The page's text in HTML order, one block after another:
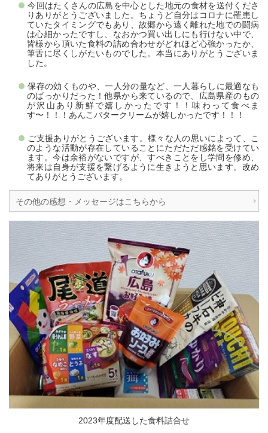
今回はたくさんの広島を中心とした地元の食材を送付くださ
りありがとうございました。ちょうど自分はコロナに罹患し
ていたタイミングでもあり、故郷から遠く離れた地での闘病
は心細かったですし、なおかつ買い出しにも行けない中で、
皆様から頂いた食料の詰め合わせがどれほど心強かったか、
筆舌に尽くしがたいものでした。本当にありがとうございま
した。
保存の効くものや、一人分の量など、一人暮らしに最適なも
のばっかりだった！他県から来ているので、広島県産のもの
が沢山あり新鮮で嬉しかったです！！味わって食べま
す〜！！！あんこバタークリームが嬉しかったです！！！
ご支援ありがとうございます。様々な人の思いによって、こ
のような活動が存在していることにただただ感銘を受けてい
ます。今は余裕がないですが、すべきことをし学問を修め、
将来は自身が支援を繋げるように生きようと思います。改め
てありがとうございます。
その他の感想・メッセージはこちらから
2023年度配送した食料詰合せ